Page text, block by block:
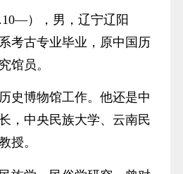
），男，辽宁辽阳
考古专业毕业，原中国历
馆员。
史博物馆工作。他还是中
，中央民族大学、云南民
授。